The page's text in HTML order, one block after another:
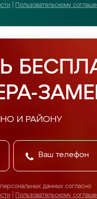
Пользовательскому
И РАЙОНУ
данных согласно
Пользовательскому